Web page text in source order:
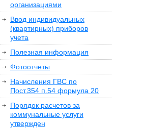
организациями
Ввод индивидуальных
(квартирных) приборов
учета
Полезная информация
Фотоотчеты
Начисления ГВС по
Пост.354 п.54 формула 20
Порядок расчетов за
коммунальные услуги
утвержден